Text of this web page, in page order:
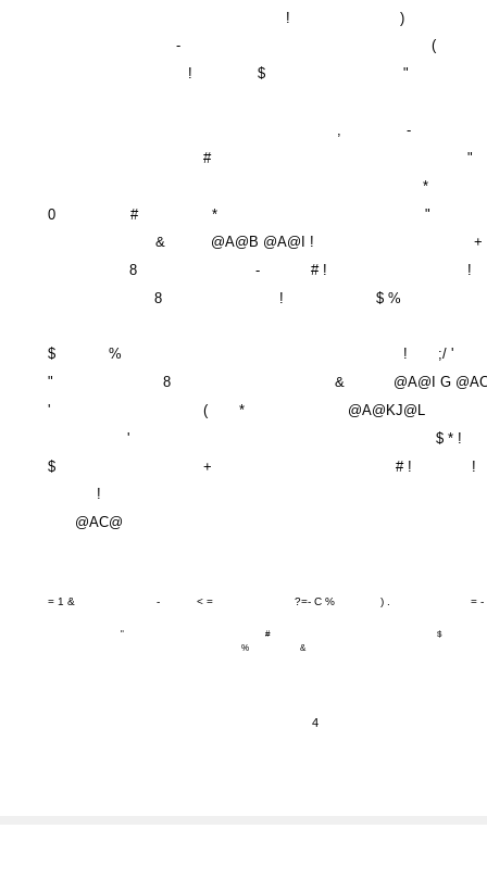
!
)
-
(
!
$ "
,
-
#
"
*
0
# *
"
&
@A@B @A@I !
+
8
- # !
!
8
! $ %
$ % !
;/ '
"
8 &
@A@I G
'
( *
@A@KJ@L
'
$ * !
$
+ # !
!
!
@AC@
= 1 & - < = ?=- C % ) . = -
" #
$
%
&
4